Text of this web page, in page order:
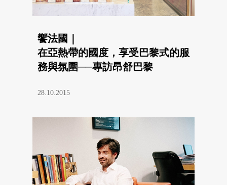
饗法國｜
在亞熱帶的國度，享受巴黎式的服
務與氛圍──專訪昂舒巴黎
28.10.2015